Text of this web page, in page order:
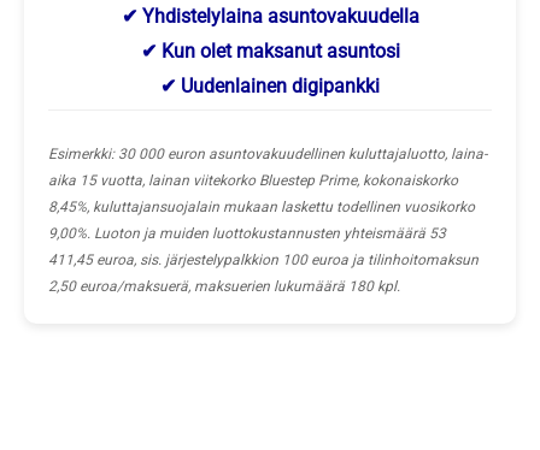
✔ Yhdistelylaina asuntovakuudella
✔ Kun olet maksanut asuntosi
✔ Uudenlainen digipankki
Esimerkki: 30 000 euron asuntovakuudellinen kuluttajaluotto, laina-
aika 15 vuotta, lainan viitekorko Bluestep Prime, kokonaiskorko
8,45%, kuluttajansuojalain mukaan laskettu todellinen vuosikorko
9,00%. Luoton ja muiden luottokustannusten yhteismäärä 53
411,45 euroa, sis. järjestelypalkkion 100 euroa ja tilinhoitomaksun
2,50 euroa/maksuerä, maksuerien lukumäärä 180 kpl.